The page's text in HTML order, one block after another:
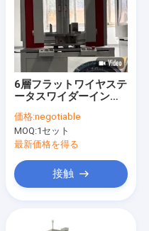
6層フラットワイヤステ
ータスワイダーインダ
ディングマシンOEM
価格:negotiable
MOQ:1セット
最新価格を得る
接触